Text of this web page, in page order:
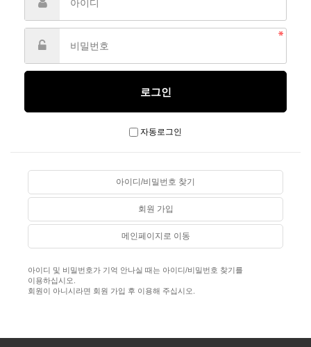
자동로그인
아이디/비밀번호 찾기
회원 가입
메인페이지로 이동
아이디 및 비밀번호가 기억 안나실 때는 아이디/비밀번호 찾기를
이용하십시오.
회원이 아니시라면 회원 가입 후 이용해 주십시오.